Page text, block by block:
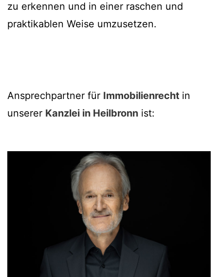
zu erkennen und in einer raschen und
praktikablen Weise umzusetzen.
Ansprechpartner für Immobilienrecht in
unserer Kanzlei in Heilbronn ist: